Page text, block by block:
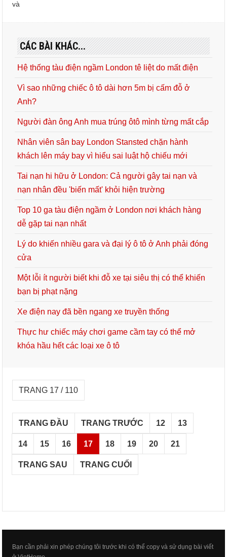
và
CÁC BÀI KHÁC...
Hệ thống tàu điện ngầm London tê liệt do mất điện
Vì sao những chiếc ô tô dài hơn 5m bị cấm đỗ ở
Anh?
Người đàn ông Anh mua trúng ôtô mình từng mất cắp
Nhân viên sân bay London Stansted chặn hành
khách lên máy bay vì hiểu sai luật hộ chiếu mới
Tai nạn hi hữu ở London: Cả người gây tai nạn và
nạn nhân đều 'biến mất' khỏi hiện trường
Top 10 ga tàu điện ngầm ở London nơi khách hàng
dễ gặp tai nạn nhất
Lý do khiến nhiều gara và đại lý ô tô ở Anh phải đóng
cửa
Một lỗi ít người biết khi đỗ xe tại siêu thị có thể khiến
bạn bị phạt nặng
Xe điện nay đã bền ngang xe truyền thống
Thực hư chiếc máy chơi game cầm tay có thể mở
khóa hầu hết các loại xe ô tô
TRANG 17 / 110
TRANG ĐẦU TRANG TRƯỚC 12 13
14 15 16 17 18 19 20 21
TRANG SAU TRANG CUỐI
Bạn cần phải xin phép chúng tôi trước khi có thể copy và sử dụng bài viết